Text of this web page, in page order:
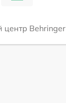
Behringer